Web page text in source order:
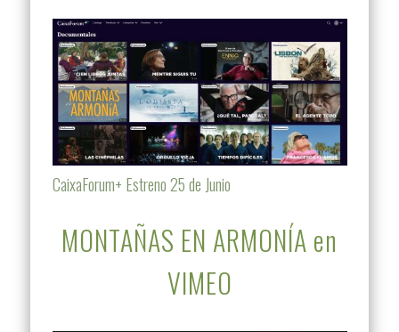
CaixaForum+ Estreno 25 de Junio
MONTAÑAS EN ARMONÍA en
VIMEO